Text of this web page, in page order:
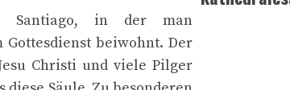
Santiago, in der man
beiwohnt. Der
Christi und viele Pilger